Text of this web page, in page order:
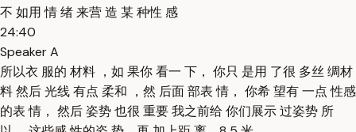
不 如用 情 绪 来营 造 某 种性 感
24:40
Speaker A
所以衣 服的 材料 ，如 果你 看一 下， 你只 是用 了很 多丝 绸材
料 然后 光线 有点 柔和 ，然 后面 部表 情， 你希 望有 一点 性感
的表 情， 然后 姿势 也很 重要 我之前给 你们展示 过姿势 所